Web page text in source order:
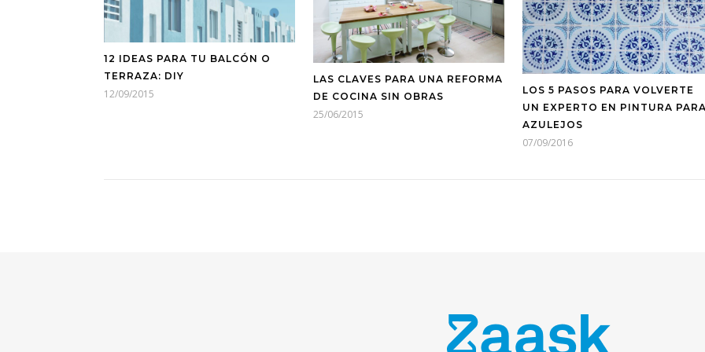
12 IDEAS PARA TU BALCÓN O
TERRAZA: DIY
12/09/2015
LAS CLAVES PARA UNA REFORMA
DE COCINA SIN OBRAS
25/06/2015
LOS 5 PASOS PARA VOLVERTE
UN EXPERTO EN PINTURA
AZULEJOS
07/09/2016